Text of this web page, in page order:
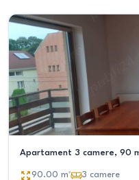
Apartament 3 camere, 90
90.00 m² 3 camere